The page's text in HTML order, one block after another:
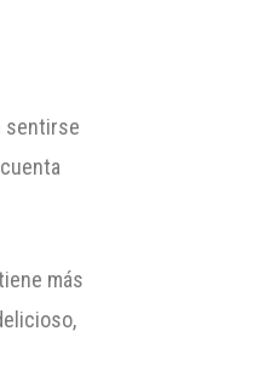
sentirse
más